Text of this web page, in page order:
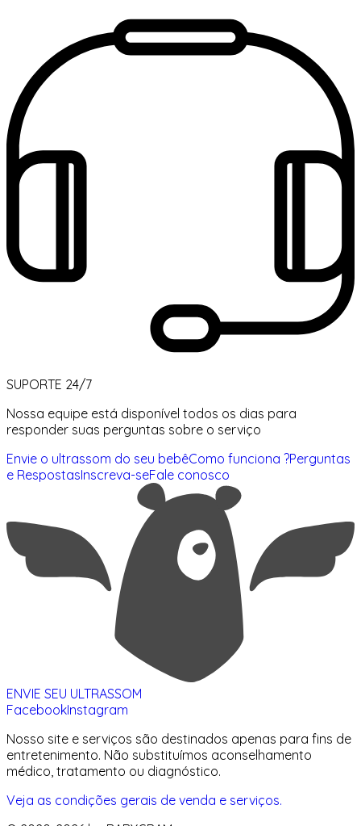
SUPORTE 24/7
Nossa equipe está disponível todos os dias para
responder suas perguntas sobre o serviço
Envie o ultrassom do seu bebêComo funciona ?Perguntas
e RespostasInscreva-seFale conosco
ENVIE SEU ULTRASSOM
FacebookInstagram
Nosso site e serviços são destinados apenas para fins de
entretenimento. Não substituímos aconselhamento
médico, tratamento ou diagnóstico.
Veja as condições gerais de venda e serviços.